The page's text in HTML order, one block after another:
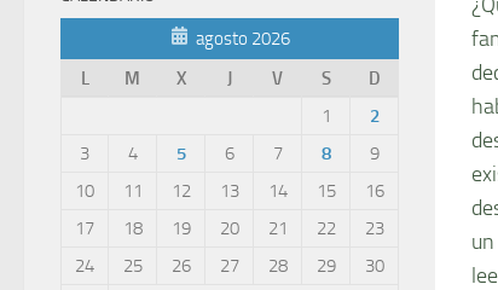
agosto 2026
L
M X J V S
D
1
2
3
4 5 6 7 8
9
10
11 12 13 14 15
16
17
18 19 20 21 22
23
24
25 26 27 28 29
30